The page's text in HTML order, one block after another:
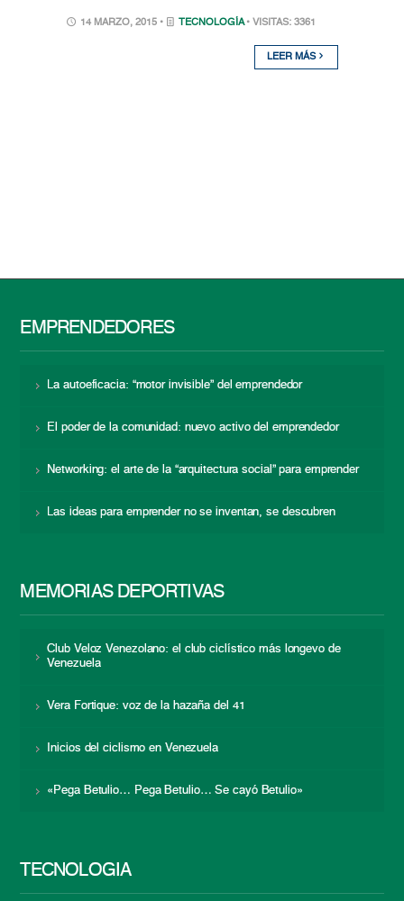
14 MARZO, 2015 • TECNOLOGÍA • VISITAS: 3361
LEER MÁS
EMPRENDEDORES
La autoeficacia: “motor invisible” del emprendedor
El poder de la comunidad: nuevo activo del emprendedor
Networking: el arte de la “arquitectura social” para emprender
Las ideas para emprender no se inventan, se descubren
MEMORIAS DEPORTIVAS
Club Veloz Venezolano: el club ciclístico más longevo de
Venezuela
Vera Fortique: voz de la hazaña del 41
Inicios del ciclismo en Venezuela
«Pega Betulio… Pega Betulio… Se cayó Betulio»
TECNOLOGÍA